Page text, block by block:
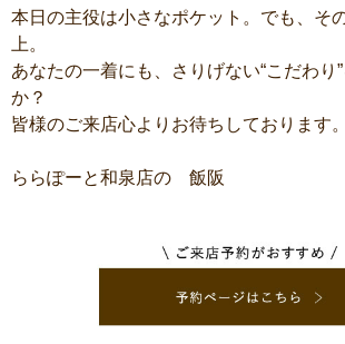
本日の主役は小さなポケット。でも、そ
上。
あなたの一着にも、さりげない“こだわり
か？
皆様のご来店心よりお待ちしております。
ららぽーと和泉店の 飯阪